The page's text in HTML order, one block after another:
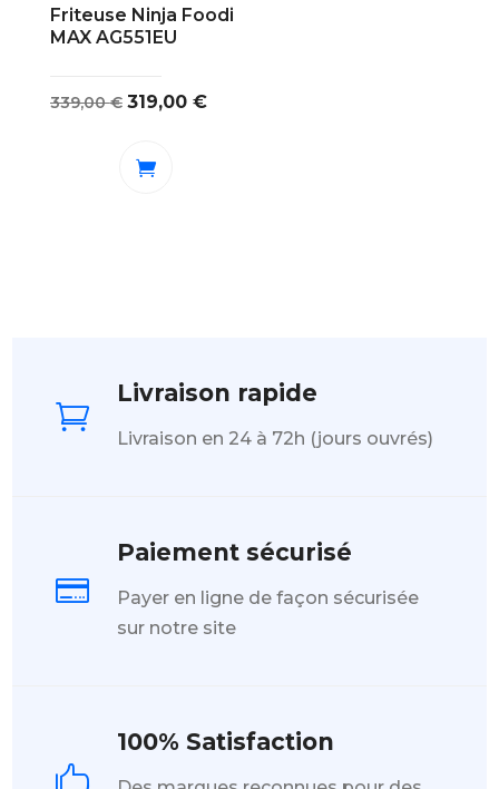
Friteuse Ninja Foodi
MAX AG551EU
339,00€ Le
initial
319,00 €Le

Livraison rapide
Livraison en 24 à 72h (jours ouvrés)

Paiement sécurisé
Payer en ligne de façon sécurisée
sur notre site

100% Satisfaction